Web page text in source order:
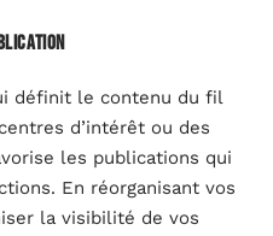
définit le contenu du fil
d’intérêt ou des
les publications qui
En réorganisant vos
la visibilité de vos